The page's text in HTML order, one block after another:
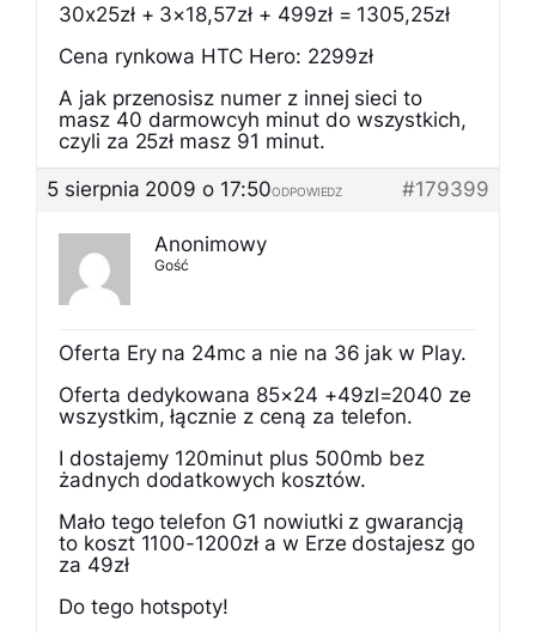
30x25zł + 3×18,57zł + 499zł = 1305,25zł
Cena rynkowa HTC Hero: 2299zł
A jak przenosisz numer z innej sieci to
masz 40 darmowcyh minut do wszystkich,
czyli za 25zł masz 91 minut.
5 sierpnia 2009 o 17:50
#179399
ODPOWIEDZ
Anonimowy
Gość
Oferta Ery na 24mc a nie na 36 jak w Play.
Oferta dedykowana 85×24 +49zl=2040 ze
wszystkim, łącznie z ceną za telefon.
I dostajemy 120minut plus 500mb bez
żadnych dodatkowych kosztów.
Mało tego telefon G1 nowiutki z gwarancją
to koszt 1100-1200zł a w Erze dostajesz go
za 49zł
Do tego hotspoty!